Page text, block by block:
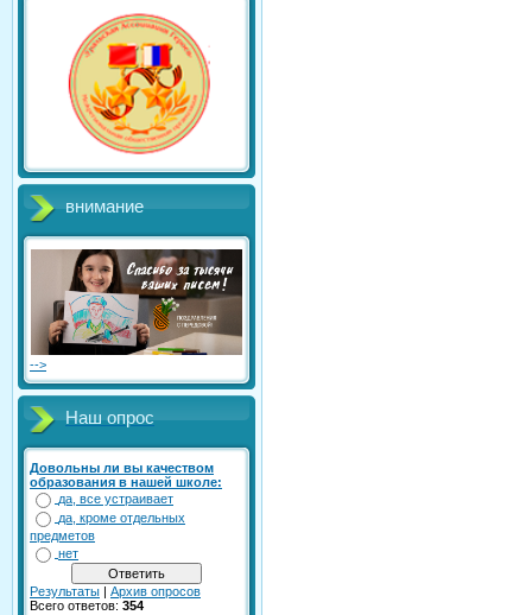
внимание
-->
Наш опрос
Довольны ли вы качеством
образования в нашей школе:
да, все устраивает
да, кроме отдельных
предметов
нет
Результаты | Архив опросов
Всего ответов: 354